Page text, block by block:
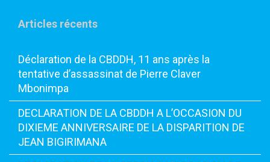
Articles récents
Déclaration de la CBDDH, 11 ans après la
tentative d’assassinat de Pierre Claver
Mbonimpa
DECLARATION DE LA CBDDH A L’OCCASION DU
DIXIEME ANNIVERSAIRE DE LA DISPARITION DE
JEAN BIGIRIMANA